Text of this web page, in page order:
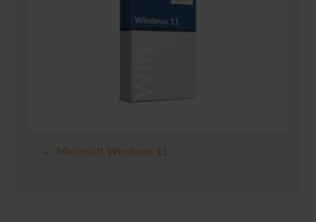
Microsoft Windows 11